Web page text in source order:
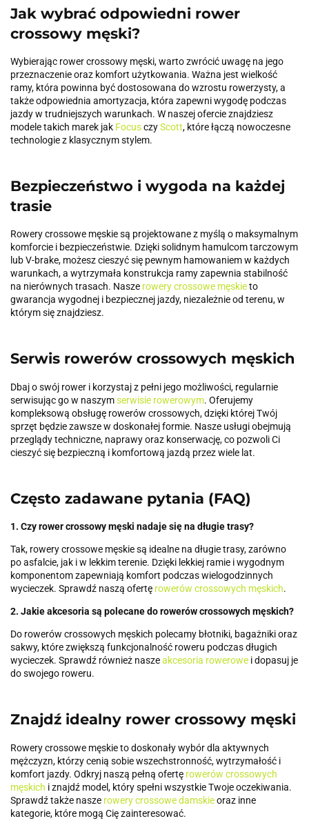
Jak wybrać odpowiedni rower
crossowy męski?
Wybierając rower crossowy męski, warto zwrócić uwagę na jego
przeznaczenie oraz komfort użytkowania. Ważna jest wielkość
ramy, która powinna być dostosowana do wzrostu rowerzysty, a
także odpowiednia amortyzacja, która zapewni wygodę podczas
jazdy w trudniejszych warunkach. W naszej ofercie znajdziesz
modele takich marek jak FocusczyScott, które łączą nowoczesne
technologie z klasycznym stylem.
Bezpieczeństwo i wygoda na każdej
trasie
Rowery crossowe męskie są projektowane z myślą o maksymalnym
komforcie i bezpieczeństwie. Dzięki solidnym hamulcom tarczowym
lub V-brake, możesz cieszyć się pewnym hamowaniem w każdych
warunkach, a wytrzymała konstrukcja ramy zapewnia stabilność
na nierównych trasach. Nasze rowery crossowe męskieto
gwarancja wygodnej i bezpiecznej jazdy, niezależnie od terenu, w
którym się znajdziesz.
Serwis rowerów crossowych męskich
Dbaj o swój rower i korzystaj z pełni jego możliwości, regularnie
serwisując go w naszymserwisie rowerowym. Oferujemy
kompleksową obsługę rowerów crossowych, dzięki której Twój
sprzęt będzie zawsze w doskonałej formie. Nasze usługi obejmują
przeglądy techniczne, naprawy oraz konserwację, co pozwoli Ci
cieszyć się bezpieczną i komfortową jazdą przez wiele lat.
Często zadawane pytania (FAQ)
1. Czy rower crossowy męski nadaje się na długie trasy?
Tak, rowery crossowe męskie są idealne na długie trasy, zarówno
po asfalcie, jak i w lekkim terenie. Dzięki lekkiej ramie i wygodnym
komponentom zapewniają komfort podczas wielogodzinnych
wycieczek. Sprawdź naszą ofertę rowerów crossowych męskich.
2. Jakie akcesoria są polecane do rowerów crossowych męskich?
Do rowerów crossowych męskich polecamy błotniki, bagażniki oraz
sakwy, które zwiększą funkcjonalność roweru podczas długich
wycieczek. Sprawdź również naszeakcesoria rowerowe i dopasuj je
do swojego roweru.
Znajdź idealny rower crossowy męski
Rowery crossowe męskie to doskonały wybór dla aktywnych
mężczyzn, którzy cenią sobie wszechstronność, wytrzymałość i
komfort jazdy. Odkryj naszą pełną ofertę rowerów crossowych
męskich i znajdź model, który spełni wszystkie Twoje oczekiwania.
Sprawdź także nasze rowery crossowe damskieoraz inne
kategorie, które mogą Cię zainteresować.